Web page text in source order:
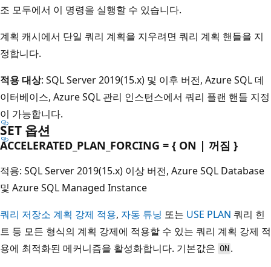
조 모두에서 이 명령을 실행할 수 있습니다.
계획 캐시에서 단일 쿼리 계획을 지우려면 쿼리 계획 핸들을 지
정합니다.
적용 대상: SQL Server 2019(15.x) 및 이후 버전, Azure SQL 데
이터베이스, Azure SQL 관리 인스턴스에서 쿼리 플랜 핸들 지정
이 가능합니다.
SET 옵션
ACCELERATED_PLAN_FORCING = { ON | 꺼짐 }
적용: SQL Server 2019(15.x) 이상 버전, Azure SQL Database
및 Azure SQL Managed Instance
쿼리 저장소 계획 강제 적용, 자동 튜닝 또는 USE PLAN 쿼리 힌
트 등 모든 형식의 계획 강제에 적용할 수 있는 쿼리 계획 강제 적
용에 최적화된 메커니즘을 활성화합니다. 기본값은 ON .